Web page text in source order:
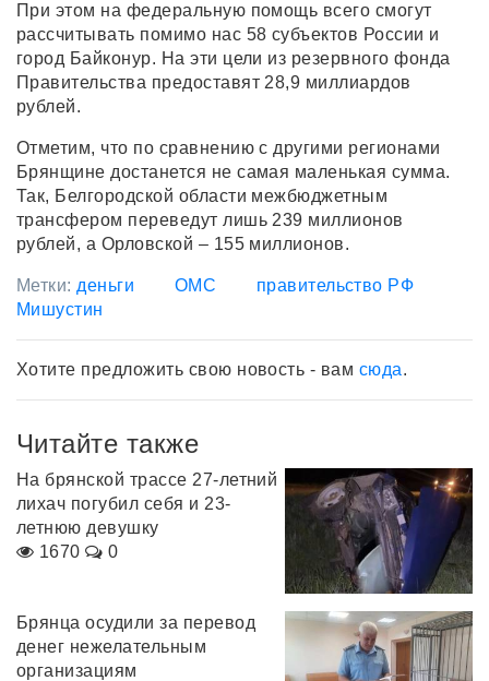
При этом на федеральную помощь всего смогут
рассчитывать помимо нас 58 субъектов России и
город Байконур. На эти цели из резервного фонда
Правительства предоставят 28,9 миллиардов
рублей.
Отметим, что по сравнению с другими регионами
Брянщине достанется не самая маленькая сумма.
Так, Белгородской области межбюджетным
трансфером переведут лишь 239 миллионов
рублей, а Орловской – 155 миллионов.
Метки: деньги ОМС
правительство РФ
Мишустин
Хотите предложить свою новость - вам сюда.
Читайте также
На брянской трассе 27-летний
лихач погубил себя и 23-
летнюю девушку
1670
0
Брянца осудили за перевод
денег нежелательным
организациям